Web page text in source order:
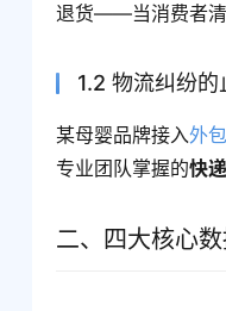
退货——当消费者清
1.2 物流纠纷的
某母婴品牌接入外
专业团队掌握的快
二、四大核心